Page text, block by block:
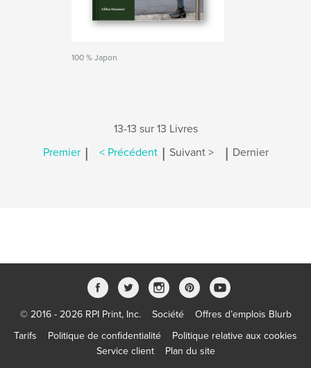
100 % Japon
13-13 sur 13 Livres
Premier | < Précédent | Suivant > | Dernier
© 2016 - 2026 RPI Print, Inc. Société
Offres d’emplois Blurb
Tarifs
Politique de confidentialité
Politique relative aux cookies
Service client
Plan du site